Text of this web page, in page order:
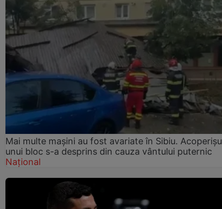
Mai multe mașini au fost avariate în Sibiu.
unui bloc s-a desprins din cauza vântului puternic
Național